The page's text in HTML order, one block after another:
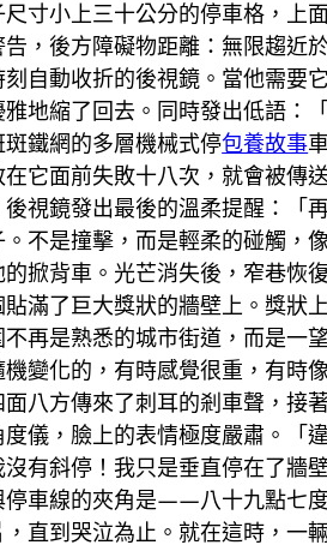
寸小上三十公分的停車格，上
，後方障礙物距離：無限趨近
自動收折的後視鏡。當他需要
雅地縮了回去。同時發出低語：
鐵網的多層機械式停包養故事
它面前失敗十八次，就會被傳
視鏡發出最後的溫柔提醒：「
不是撞擊，而是輕柔的碰觸，
的掀背車。光芒消失後，窄巷恢
貼滿了巨大獎狀的牆壁上。獎
再是熟悉的城市街道，而是一
變化的，有時感覺很重，有時
八方傳來了刺耳的剎車聲，接
儀，臉上的表情極度嚴肅。「
有斜停！我只是垂直停在了牆
停車線的夾角是——八十九點七
直到哭泣為止。就在這時，一